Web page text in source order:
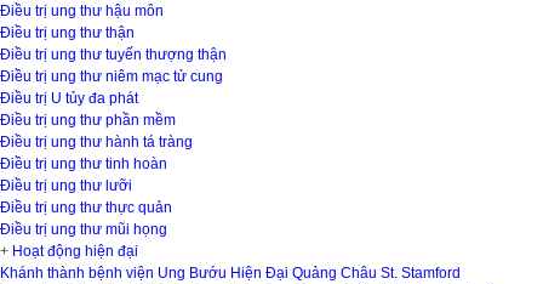
Điều trị ung thư hậu môn
Điều trị ung thư thận
Điều trị ung thư tuyến thượng thận
Điều trị ung thư niêm mạc tử cung
Điều trị U tủy đa phát
Điều trị ung thư phần mềm
Điều trị ung thư hành tá tràng
Điều trị ung thư tinh hoàn
Điều trị ung thư lưỡi
Điều trị ung thư thực quản
Điều trị ung thư mũi họng
+ Hoạt động hiện đại
Khánh thành bệnh viện Ung Bướu Hiện Đại Quảng Châu St. Stamford